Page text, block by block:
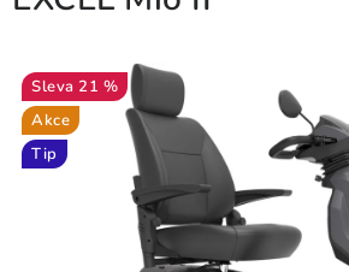
ZÁNOVNÍ A PŘEDVÁDĚCÍ STROJE
PŘÍDAVNÉ POHONY
BATERIE, NABÍJEČKY A
Jak nakupovat
Obchodní
21 %
Akce
Tip